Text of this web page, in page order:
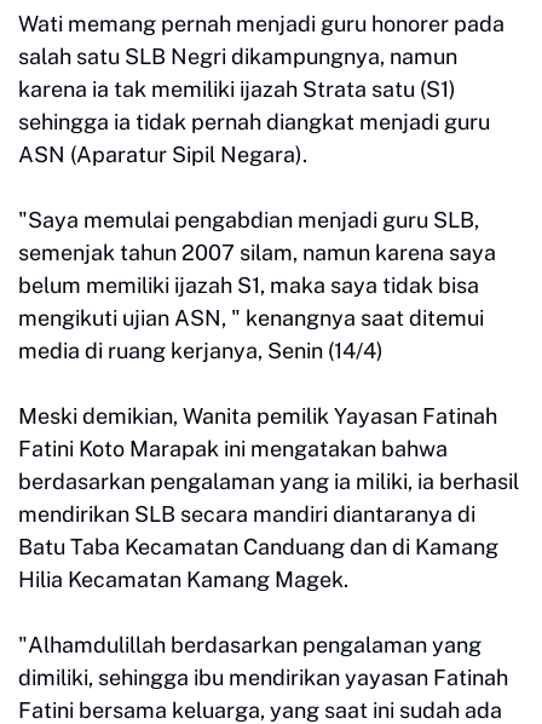
Wati memang pernah menjadi guru honorer pada
salah satu SLB Negri dikampungnya, namun
karena ia tak memiliki ijazah Strata satu (S1)
sehingga ia tidak pernah diangkat menjadi guru
ASN (Aparatur Sipil Negara).
"Saya memulai pengabdian menjadi guru SLB,
semenjak tahun 2007 silam, namun karena saya
belum memiliki ijazah S1, maka saya tidak bisa
mengikuti ujian ASN, " kenangnya saat ditemui
media di ruang kerjanya, Senin (14/4)
Meski demikian, Wanita pemilik Yayasan Fatinah
Fatini Koto Marapak ini mengatakan bahwa
berdasarkan pengalaman yang ia miliki, ia berhasil
mendirikan SLB secara mandiri diantaranya di
Batu Taba Kecamatan Canduang dan di Kamang
Hilia Kecamatan Kamang Magek.
"Alhamdulillah berdasarkan pengalaman yang
dimiliki, sehingga ibu mendirikan yayasan Fatinah
Fatini bersama keluarga, yang saat ini sudah ada